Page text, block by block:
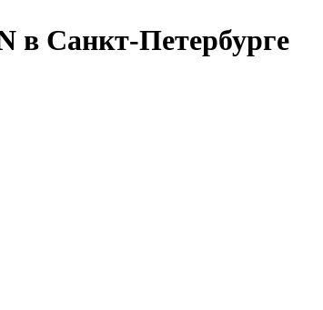
в Санкт-Петербурге